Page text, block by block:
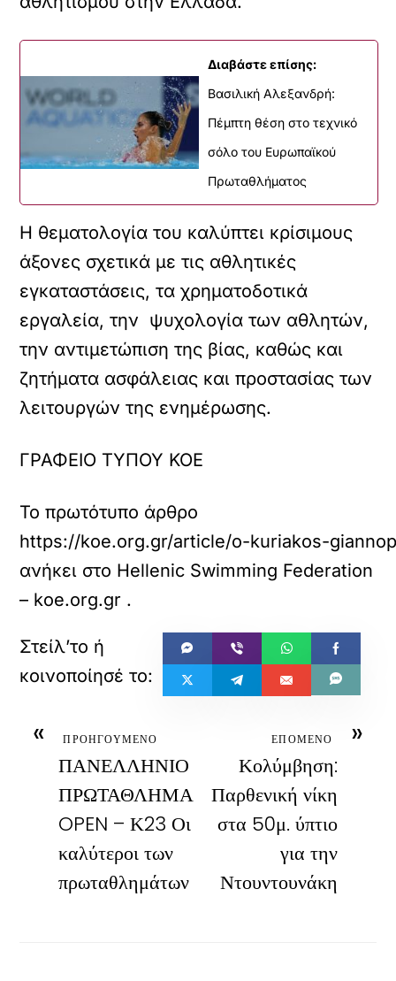
Διαβάστε επίσης:
Βασιλική Αλεξανδρή:
Πέμπτη θέση στο τεχνικό
σόλο του Ευρωπαϊκού
Πρωταθλήματος
Η θεματολογία του καλύπτει κρίσιμους
άξονες σχετικά με τις αθλητικές
εγκαταστάσεις, τα χρηματοδοτικά
εργαλεία, την ψυχολογία των αθλητών,
την αντιμετώπιση της βίας, καθώς και
ζητήματα ασφάλειας και προστασίας των
λειτουργών της ενημέρωσης.
ΓΡΑΦΕΙΟ ΤΥΠΟΥ ΚΟΕ
Το πρωτότυπο άρθρο
https://koe.org.gr/article/o-kuriakos-
ανήκει στο Hellenic Swimming Federation
– koe.org.gr .
« ΠΡΟΗΓΟΥΜΕΝΟ
ΠΑΝΕΛΛΗΝΙΟ
ΠΡΩΤΑΘΛΗΜΑ
OPEN – Κ23 Οι
καλύτεροι των
πρωταθλημάτων
»
ΕΠΟΜΕΝΟ
Κολύμβηση:
Παρθενική νίκη
στα 50μ. ύπτιο
για την
Ντουντουνάκη